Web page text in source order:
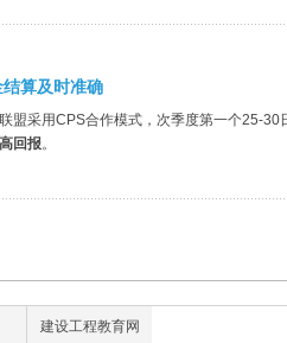
结算及时准确
盟采用CPS合作模式，次季度第一个25-30
回报。
建设工程教育网